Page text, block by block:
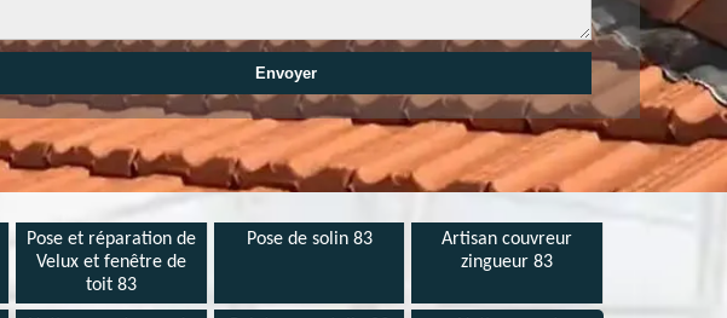
Pose et réparation de
Velux et fenêtre de
toit 83
Pose de solin 83
Artisan couvreur
zingueur 83